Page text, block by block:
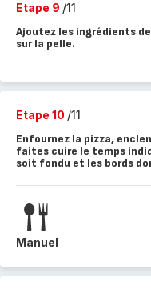
Etape 9 /11
Ajoutez les ingrédients
sur la pelle.
Etape 10 /11
Enfournez la pizza,
faites cuire le temps
soit fondu et les bords
Manuel